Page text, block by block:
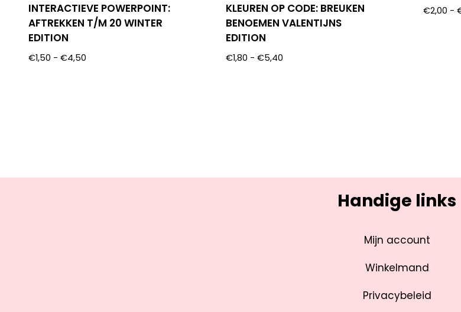
INTERACTIEVE POWERPOINT:
AFTREKKEN T/M 20 WINTER
EDITION
€1,50 - €4,50
KLEUREN OP CODE: BREUKEN
BENOEMEN VALENTIJNS
EDITION
€1,80 - €5,40
€2,00 -
Handige links
Mijn account
Winkelmand
Privacybeleid